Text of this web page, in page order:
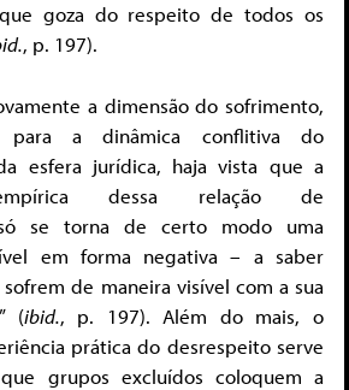
goza do respeito de todos os
, p. 197).
a dimensão do sofrimento,
para a dinâmica conflitiva do
esfera jurídica, haja vista que a
dessa relação de
se torna de certo modo uma
em forma negativa – a saber
de maneira visível com a sua
(ibid., p. 197). Além do mais, o
prática do desrespeito serve
grupos excluídos coloquem a